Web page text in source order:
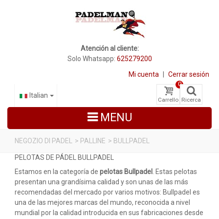
Atención al cliente:
Solo Whatsapp: 625279200
Mi cuenta Cerrar sesión
Carrello
0
Ricerca
Italian
MENU
RACCHETTE DA PADEL
SCARPE PADEL
BORSE
NEGOZIO DI PADEL > PALLINE > BULLPADEL
PELOTAS DE PÁDEL BULLPADEL
Estamos en la categoría de pelotas Bullpadel . Estas pelotas
presentan una grandísima calidad y son unas de las más
recomendadas del mercado por varios motivos: Bullpadel es
una de las mejores marcas del mundo, reconocida a nivel
mundial por la calidad introducida en sus fabricaciones desde